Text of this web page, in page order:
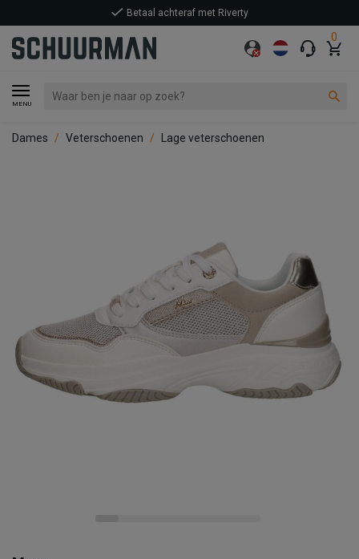
0
MENU
Betaal achteraf met Riverty
Dames Veterschoenen Lage veterschoenen